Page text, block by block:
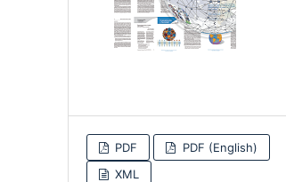
PDF
PDF (English)
XML